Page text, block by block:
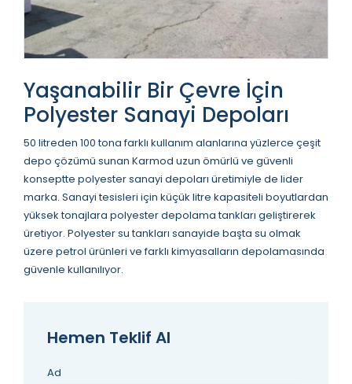
Yaşanabilir Bir Çevre İçin
Polyester Sanayi Depoları
50 litreden 100 tona farklı kullanım alanlarına yüzlerce çeşit
depo çözümü sunan Karmod uzun ömürlü ve güvenli
konseptte polyester sanayi depoları üretimiyle de lider
marka. Sanayi tesisleri için küçük litre kapasiteli boyutlardan
yüksek tonajlara polyester depolama tankları geliştirerek
üretiyor. Polyester su tankları sanayide başta su olmak
üzere petrol ürünleri ve farklı kimyasalların depolamasında
güvenle kullanılıyor.
Hemen Teklif Al
Ad